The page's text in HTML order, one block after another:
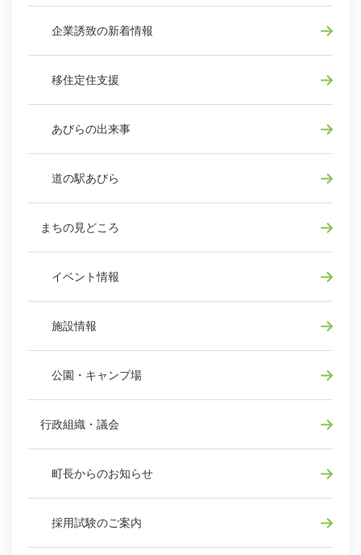
企業誘致の新着情報
移住定住支援
あびらの出来事
道の駅あびら
まちの見どころ
イベント情報
施設情報
公園・キャンプ場
行政組織・議会
町長からのお知らせ
採用試験のご案内